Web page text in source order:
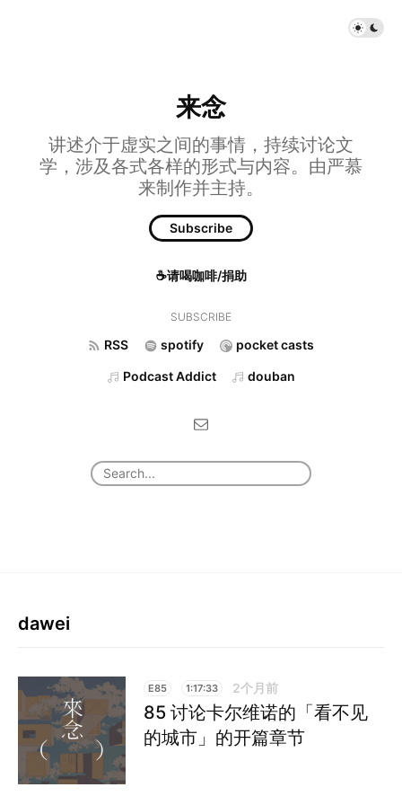
来念
讲述介于虚实之间的事情，持续讨论文
学，涉及各式各样的形式与内容。由严慕
来制作并主持。
Subscribe
☕请喝咖啡/捐助
SUBSCRIBE
RSS spotify pocket casts
Podcast Addict douban
dawei
E85 1:17:33 2个月前
85 讨论卡尔维诺的「看不见
的城市」的开篇章节